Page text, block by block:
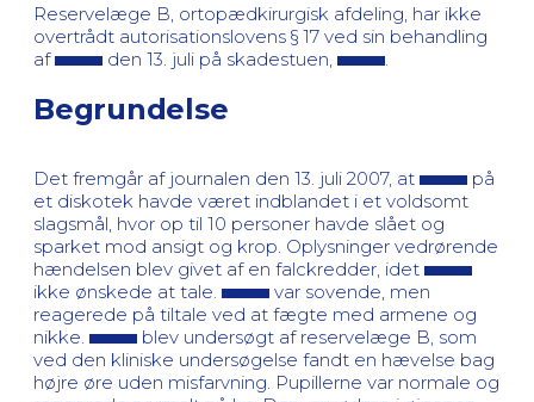
Reservelæge B, ortopædkirurgisk afdeling, har ikke
overtrådt autorisationslovens § 17 ved sin behandling
af
den 13. juli på skadestuen,
Begrundelse
Det fremgår af journalen den 13. juli 2007, at
på
et diskotek havde været indblandet i et voldsomt
slagsmål, hvor op til 10 personer havde slået og
sparket mod ansigt og krop. Oplysninger vedrørende
hændelsen blev givet af en falckredder, idet
ikke ønskede at tale.
var sovende, men
reagerede på tiltale ved at fægte med armene og
nikke.
blev undersøgt af reservelæge B, som
ved den kliniske undersøgelse fandt en hævelse bag
højre øre uden misfarvning. Pupillerne var normale og